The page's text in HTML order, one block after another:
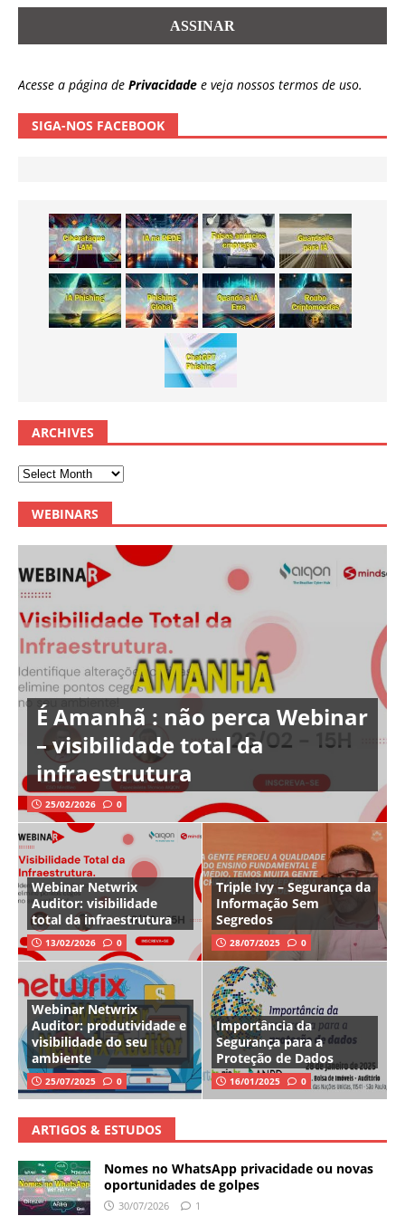
Acesse a página de Privacidade e veja nossos termos de uso.
SIGA-NOS FACEBOOK
ARCHIVES
WEBINARS
É Amanhã : não perca Webinar
– visibilidade total da
infraestrutura
25/02/2026 0
Webinar Netwrix
Auditor: visibilidade
total da infraestrutura
13/02/2026 0
Triple Ivy – Segurança da
Informação Sem
Segredos
28/07/2025 0
Webinar Netwrix
Auditor: produtividade e
visibilidade do seu
ambiente
25/07/2025 0
Importância da
Segurança para a
Proteção de Dados
16/01/2025 0
ARTIGOS & ESTUDOS
Nomes no WhatsApp privacidade ou novas
oportunidades de golpes
30/07/2026 1